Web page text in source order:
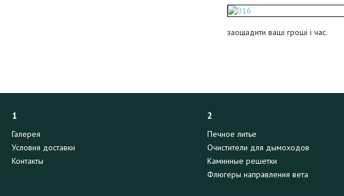
заощадити ваші гроші і час.
1
Галерея
Условия доставки
Контакты
2
Печное литье
Очистители для дымоходов
Каминные решетки
Флюгеры направления вета